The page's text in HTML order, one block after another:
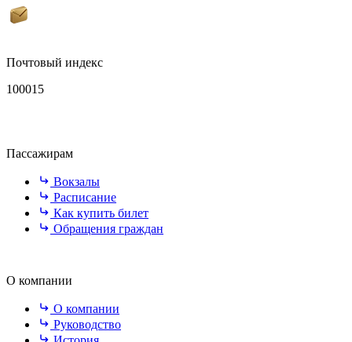
Почтовый индекс
100015
Пассажирам
Вокзалы
Расписание
Как купить билет
Обращения граждан
О компании
О компании
Руководство